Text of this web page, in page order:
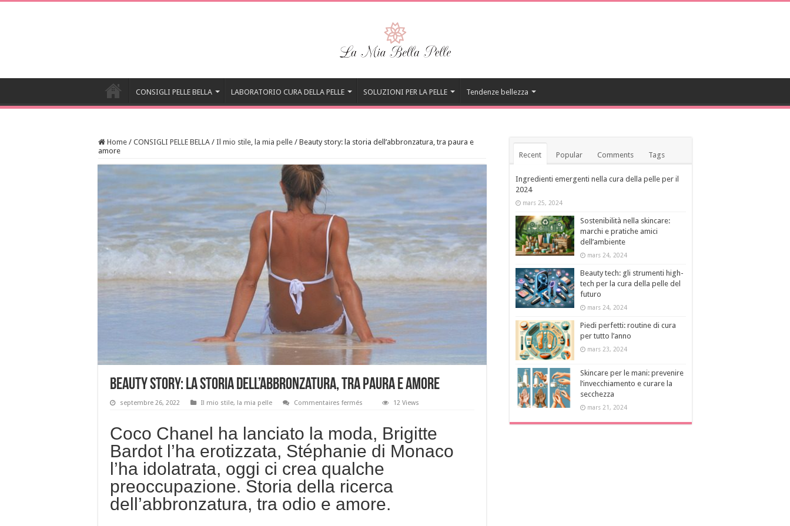
CONSIGLI PELLE BELLA LABORATORIO CURA DELLA PELLE SOLUZIONI PER LA PELLE Tendenze bellezza
Home / CONSIGLI PELLE BELLA / Il mio stile, la mia pelle / Beauty story: la storia dell’abbronzatura, tra paura e
amore
Beauty story: la storia dell’abbronzatura, tra paura e amore
septembre 26, 2022 Il mio stile, la mia pelle Commentaires fermés
storia
dell’abbronzatura,
tra
paura
amore
12 Views
Coco Chanel ha lanciato la moda, Brigitte
Bardot l’ha erotizzata, Stéphanie di Monaco
l’ha idolatrata, oggi ci crea qualche
preoccupazione. Storia della ricerca
dell’abbronzatura, tra odio e amore.
Recent Popular Comments Tags
Ingredienti emergenti nella cura della pelle per il
2024
mars 25, 2024
Sostenibilità nella skincare:
marchi e pratiche amici
dell’ambiente
mars 24, 2024
Beauty tech: gli strumenti high-
tech per la cura della pelle del
futuro
mars 24, 2024
Piedi perfetti: routine di cura
per tutto l’anno
mars 23, 2024
Skincare per le mani: prevenire
l’invecchiamento e curare la
secchezza
mars 21, 2024